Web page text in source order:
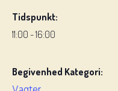
Tidspunkt:
11:00 - 16:00
Begivenhed Kategori: